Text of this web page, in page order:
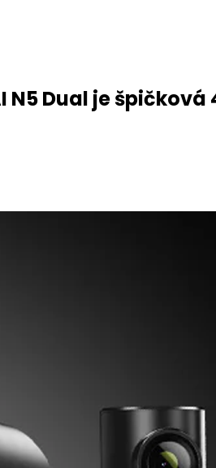
N5 Dual je